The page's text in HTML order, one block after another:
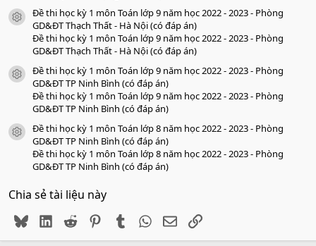
icon tài liệu
Đề thi học kỳ 1 môn Toán lớp 9 năm học 2022 - 2023 - Phòng
GD&ĐT Thạch Thất - Hà Nội (có đáp án)
Đề thi học kỳ 1 môn Toán lớp 9 năm học 2022 - 2023 - Phòng
GD&ĐT Thạch Thất - Hà Nội (có đáp án)
icon tài liệu
Đề thi học kỳ 1 môn Toán lớp 9 năm học 2022 - 2023 - Phòng
GD&ĐT TP Ninh Bình (có đáp án)
Đề thi học kỳ 1 môn Toán lớp 9 năm học 2022 - 2023 - Phòng
GD&ĐT TP Ninh Bình (có đáp án)
icon tài liệu
Đề thi học kỳ 1 môn Toán lớp 8 năm học 2022 - 2023 - Phòng
GD&ĐT TP Ninh Bình (có đáp án)
Đề thi học kỳ 1 môn Toán lớp 8 năm học 2022 - 2023 - Phòng
GD&ĐT TP Ninh Bình (có đáp án)
Chia sẻ tài liệu này
BlueskyLinkedIn
Reddit PinterestTumblr WhatsApp
EmailLink